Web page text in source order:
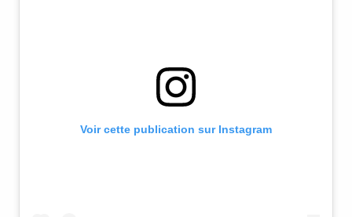
Voir cette publication sur Instagram